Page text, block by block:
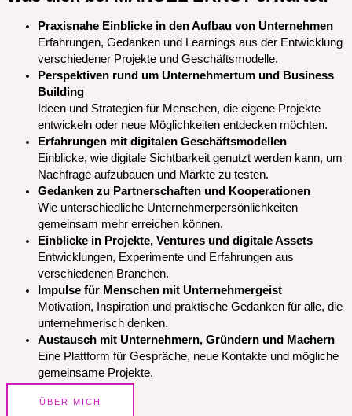
Praxisnahe Einblicke in den Aufbau von Unternehmen
Erfahrungen, Gedanken und Learnings aus der Entwicklung
verschiedener Projekte und Geschäftsmodelle.
Perspektiven rund um Unternehmertum und Business
Building
Ideen und Strategien für Menschen, die eigene Projekte
entwickeln oder neue Möglichkeiten entdecken möchten.
Erfahrungen mit digitalen Geschäftsmodellen
Einblicke, wie digitale Sichtbarkeit genutzt werden kann, um
Nachfrage aufzubauen und Märkte zu testen.
Gedanken zu Partnerschaften und Kooperationen
Wie unterschiedliche Unternehmerpersönlichkeiten
gemeinsam mehr erreichen können.
Einblicke in Projekte, Ventures und digitale Assets
Entwicklungen, Experimente und Erfahrungen aus
verschiedenen Branchen.
Impulse für Menschen mit Unternehmergeist
Motivation, Inspiration und praktische Gedanken für alle, die
unternehmerisch denken.
Austausch mit Unternehmern, Gründern und Machern
Eine Plattform für Gespräche, neue Kontakte und mögliche
gemeinsame Projekte.
ÜBER MICH